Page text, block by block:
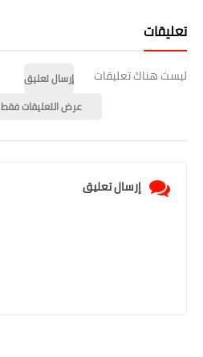
تعليقات
ليست هناك تعليقات
إرسال تعليق
عرض التعليقات فقط
إرسال تعليق